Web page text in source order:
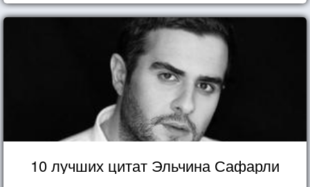
10 лучших цитат Эльчина Сафарли